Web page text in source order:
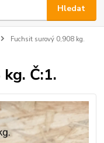
Hledat
Fuchsit surový 0,908 kg.
Č:1.